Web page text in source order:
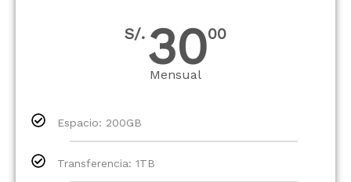
S/. 3000
Mensual
Espacio: 200GB
Transferencia: 1TB